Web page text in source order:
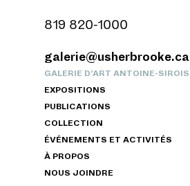
819 820-1000
galerie@usherbrooke.ca
GALERIE D’ART ANTOINE-SIROIS
EXPOSITIONS
PUBLICATIONS
COLLECTION
ÉVÉNEMENTS ET ACTIVITÉS
À PROPOS
NOUS JOINDRE